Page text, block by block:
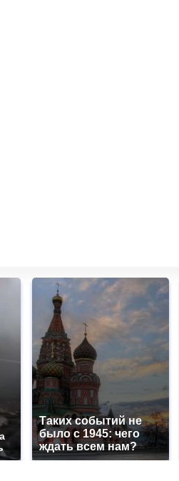
Таких событий не
было с 1945: чего
ждать всем нам?